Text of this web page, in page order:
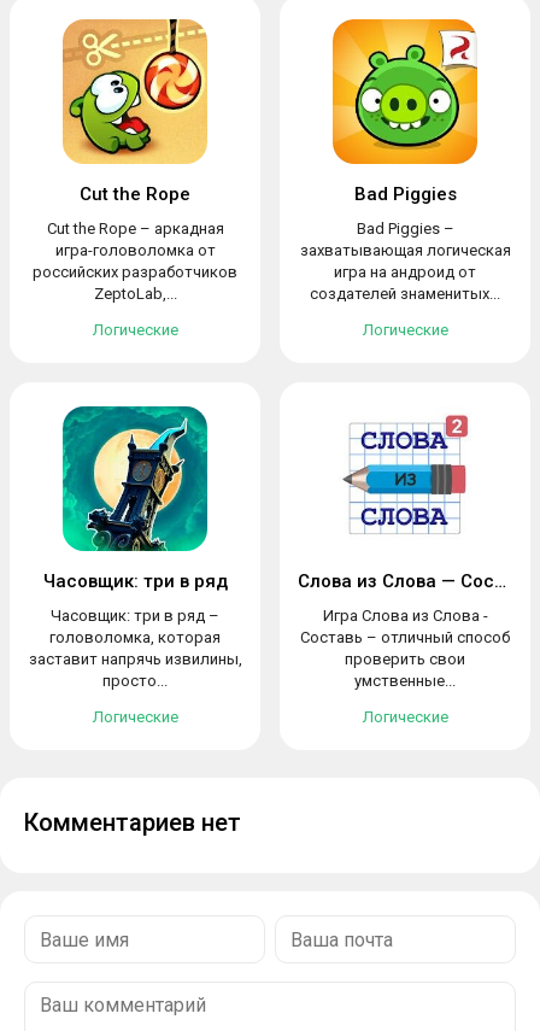
Cut the Rope
Cut the Rope – аркадная
игра-головоломка от
российских разработчиков
ZeptoLab,...
Логические
Bad Piggies
Bad Piggies –
захватывающая логическая
игра на андроид от
создателей знаменитых...
Логические
Часовщик: три в ряд
Часовщик: три в ряд –
головоломка, которая
заставит напрячь извилины,
просто...
Логические
Слова из Слова — Составь
Игра Слова из Слова -
Составь – отличный способ
проверить свои
умственные...
Логические
Комментариев нет